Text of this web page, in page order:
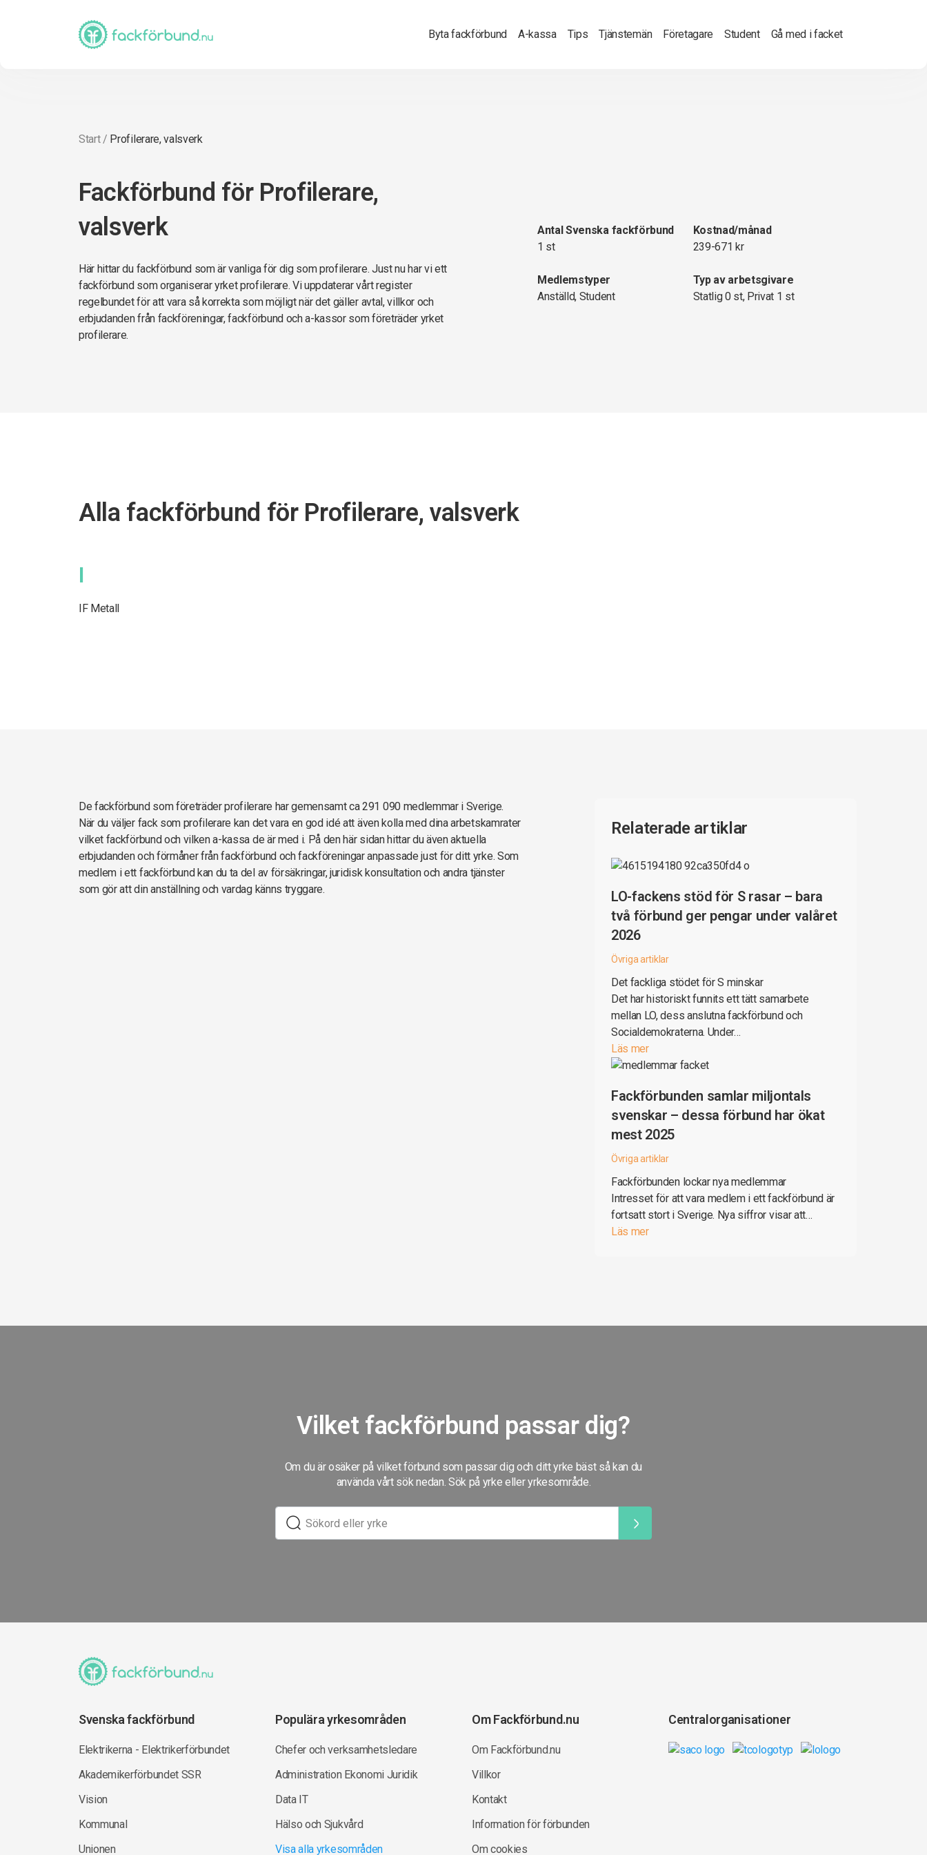
Byta fackförbund A-kassa Tips Tjänstemän Företagare Student Gå med i facket
Start/ Profilerare, valsverk
Fackförbund för Profilerare,
valsverk
Här hittar du fackförbund som är vanliga för dig som profilerare. Just nu har vi ett
fackförbund som organiserar yrket profilerare. Vi uppdaterar vårt register
regelbundet för att vara så korrekta som möjligt när det gäller avtal, villkor och
erbjudanden från fackföreningar, fackförbund och a-kassor som företräder yrket
profilerare.
Antal Svenska fackförbund
1 st
Kostnad/månad
239-671 kr
Medlemstyper
Anställd, Student
Typ av arbetsgivare
Statlig 0 st, Privat 1 st
Alla fackförbund för Profilerare, valsverk
I
IF Metall
De fackförbund som företräder profilerare har gemensamt ca 291 090 medlemmar i Sverige.
När du väljer fack som profilerare kan det vara en god idé att även kolla med dina arbetskamrater
vilket fackförbund och vilken a-kassa de är med i. På den här sidan hittar du även aktuella
erbjudanden och förmåner från fackförbund och fackföreningar anpassade just för ditt yrke. Som
medlem i ett fackförbund kan du ta del av försäkringar, juridisk konsultation och andra tjänster
som gör att din anställning och vardag känns tryggare.
Relaterade artiklar
LO-fackens stöd för S rasar – bara
två förbund ger pengar under valåret
2026
Övriga artiklar
Det fackliga stödet för S minskar
Det har historiskt funnits ett tätt samarbete
mellan LO, dess anslutna fackförbund och
Socialdemokraterna. Under…
Läs mer
Fackförbunden samlar miljontals
svenskar – dessa förbund har ökat
mest 2025
Övriga artiklar
Fackförbunden lockar nya medlemmar
Intresset för att vara medlem i ett fackförbund är
fortsatt stort i Sverige. Nya siffror visar att…
Läs mer
Vilket fackförbund passar dig?
Om du är osäker på vilket förbund som passar dig och ditt yrke bäst så kan du
använda vårt sök nedan. Sök på yrke eller yrkesområde.
Svenska fackförbund
Elektrikerna - Elektrikerförbundet
Akademikerförbundet SSR
Vision
Kommunal
Unionen
Populära yrkesområden
Chefer och verksamhetsledare
Administration Ekonomi Juridik
Data IT
Hälso och Sjukvård
Visa alla yrkesområden
Om Fackförbund.nu
Om Fackförbund.nu
Villkor
Kontakt
Information för förbunden
Om cookies
Centralorganisationer